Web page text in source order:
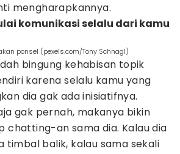
mengharapkannya.
komunikasi selalu dari kamu
ponsel (pexels.com/Tony Schnagl)
bingung kehabisan topik
karena selalu kamu yang
dia gak ada inisiatifnya.
gak pernah, makanya bikin
chatting-an sama dia. Kalau dia
timbal balik, kalau sama sekali